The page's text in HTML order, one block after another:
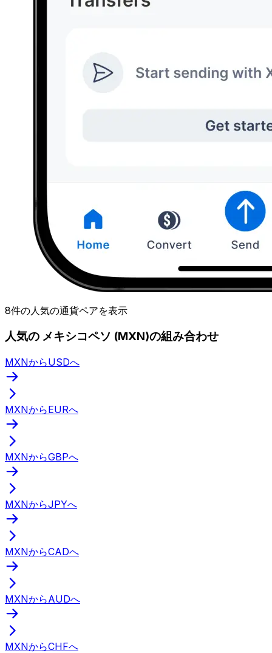
8件の人気の通貨ペアを表示
人気の メキシコペソ (MXN)の組み合わせ
MXNからUSDへ
MXNからEURへ
MXNからGBPへ
MXNからJPYへ
MXNからCADへ
MXNからAUDへ
MXNからCHFへ